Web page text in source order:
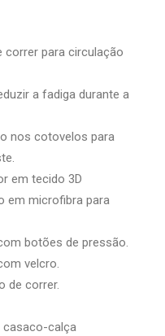
correr para circulação
a fadiga durante a
nos cotovelos para
em tecido 3D
em microfibra para
botões de pressão.
velcro.
de correr.
casaco-calça